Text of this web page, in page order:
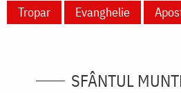
Tropar
Evanghelie
SFÂNTUL